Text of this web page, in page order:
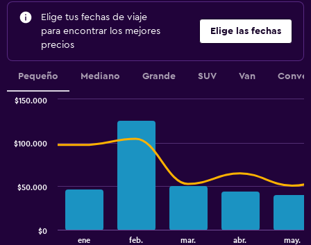
Elige tus fechas de viaje
para encontrar los mejores
precios
Elige las fechas
Pequeño Mediano Grande SUV Van
ene feb. mar. abr. may.
$0
$50.000
$100.000
$150.000